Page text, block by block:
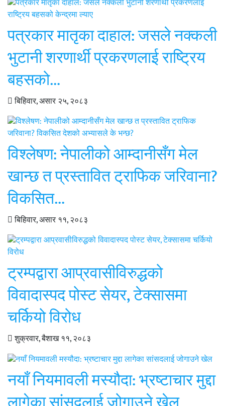
पत्रकार मातृका दाहाल: जसले नक्कली
भुटानी शरणार्थी प्रकरणलाई राष्ट्रिय
बहसको…
बिहिवार, असार २५, २०८३
विश्लेषण: नेपालीको आम्दानीसँग मेल
खान्छ त प्रस्तावित ट्राफिक जरिवाना?
विकसित…
बिहिवार, असार ११, २०८३
ट्रम्पद्वारा आप्रवासीविरुद्धको
विवादास्पद पोस्ट सेयर, टेक्सासमा
चर्कियो विरोध
शुक्रवार, बैशाख ११, २०८३
नयाँ नियमावली मस्यौदा: भ्रष्टाचार मुद्दा